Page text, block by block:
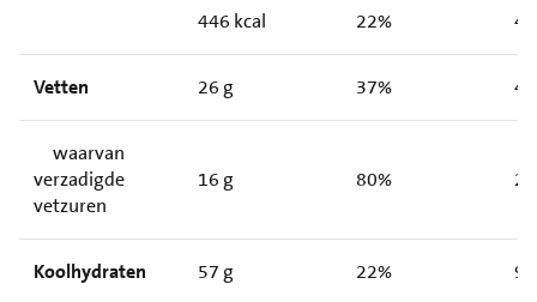
446 kcal 22%
Vetten 26 g 37%
waarvan
verzadigde
vetzuren
16 g 80%
Koolhydraten 57 g 22%